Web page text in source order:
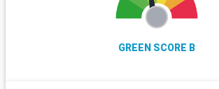
GREEN SCORE B